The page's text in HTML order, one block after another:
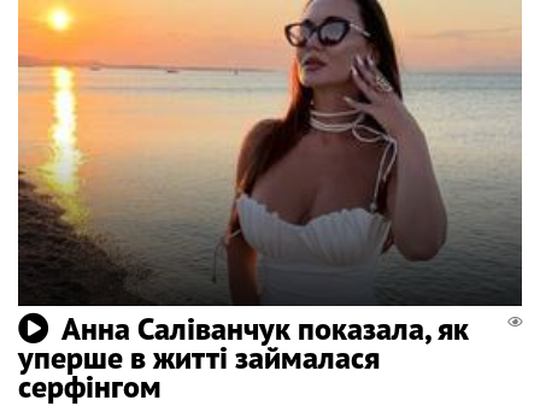
Анна Саліванчук показала, як
уперше в житті займалася
серфінгом